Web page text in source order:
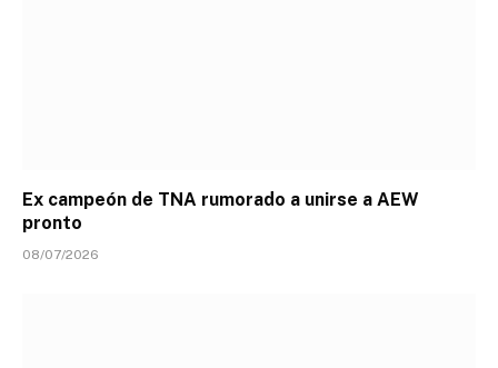
Ex campeón de TNA rumorado a unirse a AEW
pronto
08/07/2026